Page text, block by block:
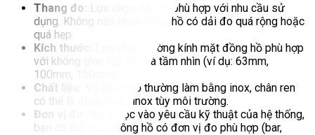
Thang đo: Lựa chọn dải đo phù hợp với nhu cầu sử
dụng. Không nên chọn đồng hồ có dải đo quá rộng hoặc
quá hẹp.
Kích thước:
Lựa chọn đường kính mặt đồng hồ phù hợp
với không gian lắp đặt và tầm nhìn (ví dụ: 63mm,
100mm, 150mm).
Chất liệu:
Vỏ đồng hồ thường làm bằng inox, chân ren
có thể là đồng hoặc inox tùy môi trường.
Đơn vị đo:
Tùy thuộc vào yêu cầu kỹ thuật của hệ thống,
bạn có thể chọn đồng hồ có đơn vị đo phù hợp (bar,